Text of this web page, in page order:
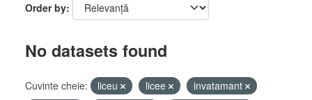
Order by
No datasets found
Cuvinte cheie: liceu licee
invatamant